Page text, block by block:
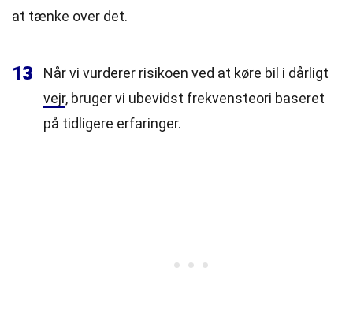
at tænke over det.
13
Når vi vurderer risikoen ved at køre bil i dårligt
vejr, bruger vi ubevidst frekvensteori baseret
på tidligere erfaringer.